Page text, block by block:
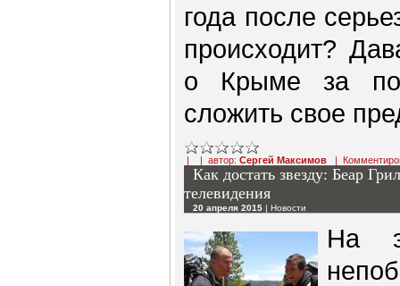
года после
происходит?
о Крыме за
сложить свое
| | автор: Сергей Максимов |
Как достать звезду: Беар
телевидения
20 апреля 2015 | Новости
На